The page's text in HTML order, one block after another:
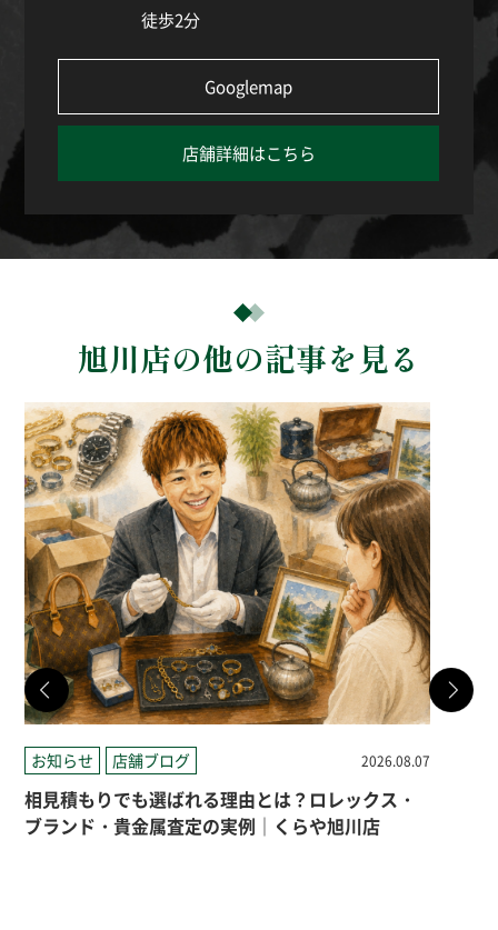
徒歩2分
Googlemap
店舗詳細はこちら
旭川店の他の記事を見る
お知らせ 店舗ブログ 2026.08.07
相見積もりでも選ばれる理由とは？ロレックス・
ブランド・貴金属査定の実例｜くらや旭川店